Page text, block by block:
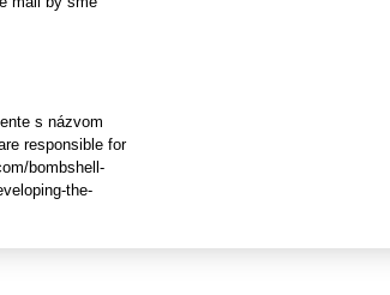
s názvom
responsible for
bombshell-
the-